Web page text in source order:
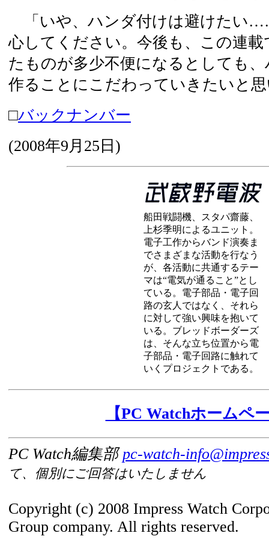
「いや、ハンダ付けは避けたい
心してください。今後も、この連
たものが多少不便になるとしても
作ることにこだわっていきたいと
□バックナンバー
(2008年9月25日 )
船田戦闘機、スタパ齋藤、
上杉季明によるユニット。
電子工作からバンド演奏ま
でさまざまな活動を行なう
が、各活動に共通するテー
マは“電気が通ること”とし
ている。電子部品・電子回
路の玄人ではなく、それら
に対して強い興味を抱いて
いる。ブレッドボーダーズ
は、そんな立ち位置から電
子部品・電子回路に触れて
いくプロジェクトである。
【PC Watchホームペ
PC Watch編集部pc-watch-
て、個別にご回答はいたしません
Copyright (c) 2008 Impress Watch
Group company. All rights reserved.